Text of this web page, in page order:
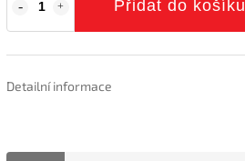
Přidat do košíku
Detailní informace